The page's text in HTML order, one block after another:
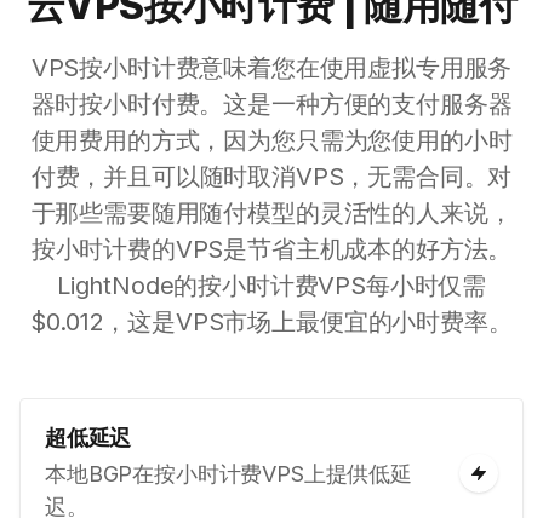
VPS按小时计费意味着您在使用虚拟专用服务
器时按小时付费。这是一种方便的支付服务器
使用费用的方式，因为您只需为您使用的小时
付费，并且可以随时取消VPS，无需合同。对
于那些需要随用随付模型的灵活性的人来说，
按小时计费的VPS是节省主机成本的好方法。
LightNode的按小时计费VPS每小时仅需
$0.012，这是VPS市场上最便宜的小时费率。
超低延迟
本地BGP在按小时计费VPS上提供低延
迟。